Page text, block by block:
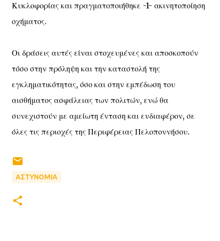
Κυκλοφορίας και πραγματοποιήθηκε -1- ακινητοποίηση
οχήματος.
Οι δράσεις αυτές είναι στοχευμένες και αποσκοπούν
τόσο στην πρόληψη και την καταστολή της
εγκληματικότητας, όσο και στην εμπέδωση του
αισθήματος ασφάλειας των πολιτών, ενώ θα
συνεχιστούν με αμείωτη ένταση και ενδιαφέρον, σε
όλες τις περιοχές της Περιφέρειας Πελοποννήσου.
ΑΣΤΥΝΟΜΙΑ